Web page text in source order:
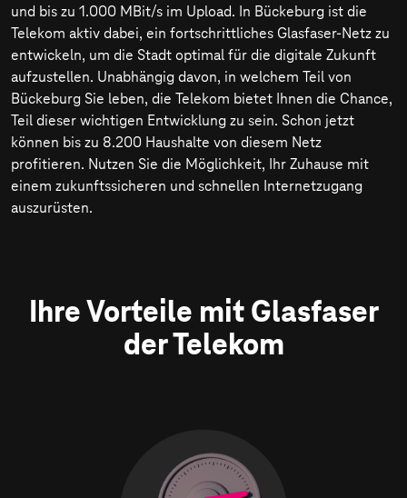
und bis zu 1.000 MBit/s im Upload. In Bückeburg ist die
Telekom aktiv dabei, ein fortschrittliches Glasfaser-Netz zu
entwickeln, um die Stadt optimal für die digitale Zukunft
aufzustellen. Unabhängig davon, in welchem Teil von
Bückeburg Sie leben, die Telekom bietet Ihnen die Chance,
Teil dieser wichtigen Entwicklung zu sein. Schon jetzt
können bis zu 8.200 Haushalte von diesem Netz
profitieren. Nutzen Sie die Möglichkeit, Ihr Zuhause mit
einem zukunftssicheren und schnellen Internetzugang
auszurüsten.
Ihre Vorteile mit Glasfaser
der Telekom